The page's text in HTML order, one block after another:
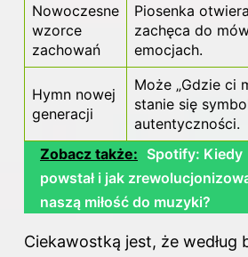
Nowoczesne
wzorce
zachowań
Piosenka
zachęca do
emocjach.
Hymn nowej
generacji
Może „Gdzie ci
stanie się
autentyczności.
Zobacz także: Spotify: Kiedy
powstał i jak
naszą miłość do muzyki?
Ciekawostką jest, że według